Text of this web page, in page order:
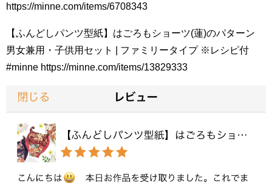
https://minne.com/items/6708343
【ふんどしパンツ型紙】はごろもショーツ(蓮)のパターン
男女兼用・子供用セット | ファミリータイプ ※レシピ付
#minne https://minne.com/items/13829333